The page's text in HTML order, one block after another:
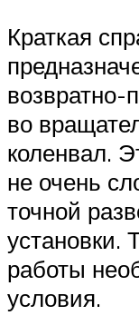
Краткая
возвратно-
во
коленвал.
не очень
точной
установки.
работы
условия.